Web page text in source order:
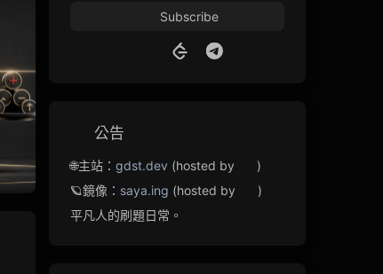
Subscribe
公告
🌐主站： gdst.dev (hosted by
)
🪐鏡像： saya.ing (hosted by
)
平凡人的刷題日常。